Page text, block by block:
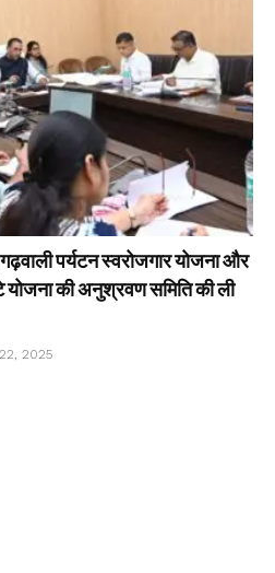
पर्यटन स्वरोजगार योजना और
योजना की अनुश्रवण समिति की ली
2025